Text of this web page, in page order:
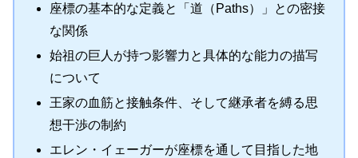
座標の基本的な定義と「道（Paths）」との密接
な関係
始祖の巨人が持つ影響力と具体的な能力の描写
について
王家の血筋と接触条件、そして継承者を縛る思
想干渉の制約
エレン・イェーガーが座標を通して目指した地